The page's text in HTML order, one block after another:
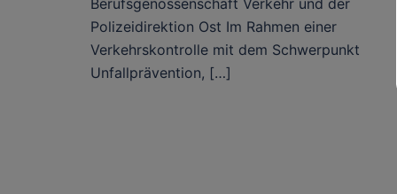
Berufsgenossenschaft Verkehr und der
Polizeidirektion Ost Im Rahmen einer
Verkehrskontrolle mit dem Schwerpunkt
Unfallprävention, […]